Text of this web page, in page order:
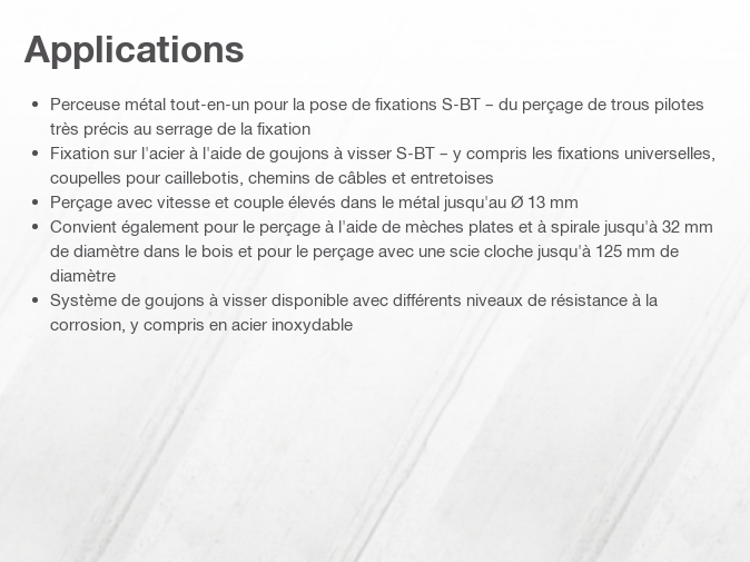
Applications
Perceuse métal tout-en-un pour la pose de fixations S-BT – du perçage de trous pilotes
très précis au serrage de la fixation
Fixation sur l'acier à l'aide de goujons à visser S-BT – y compris les fixations universelles,
coupelles pour caillebotis, chemins de câbles et entretoises
Perçage avec vitesse et couple élevés dans le métal jusqu'au Ø 13 mm
Convient également pour le perçage à l'aide de mèches plates et à spirale jusqu'à 32 mm
de diamètre dans le bois et pour le perçage avec une scie cloche jusqu'à 125 mm de
diamètre
Système de goujons à visser disponible avec différents niveaux de résistance à la
corrosion, y compris en acier inoxydable